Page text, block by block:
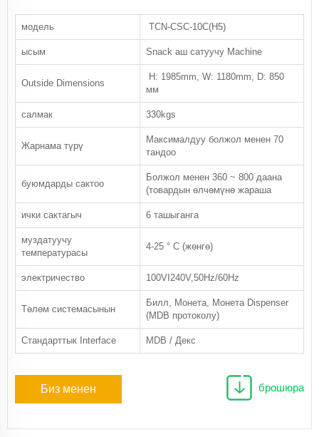
модель TCN-CSC-10C(H5)
ысым Snack аш сатуучу Machine
Outside Dimensions
H: 1985mm, W: 1180mm, D: 850
мм
салмак 330kgs
Жарнама түрү
Максималдуу болжол менен 70
тандоо
буюмдарды сактоо
Болжол менен 360 ~ 800 даана
(товардын өлчөмүнө жараша
ички сактагыч 6 ташыганга
муздатуучу
температурасы
4-25 ° C (жөнгө)
электричество 100VI240V,50Hz/60Hz
Төлөм системасынын
Билл, Монета, Монета Dispenser
(MDB протоколу)
Стандарттык Interface MDB / Декс
Биз менен брошюра